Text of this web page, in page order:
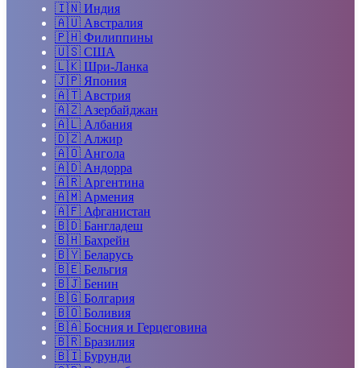
🇮🇳 Индия
🇦🇺 Австралия
🇵🇭 Филиппины
🇺🇸 США
🇱🇰 Шри-Ланка
🇯🇵 Япония
🇦🇹 Австрия
🇦🇿 Азербайджан
🇦🇱 Албания
🇩🇿 Алжир
🇦🇴 Ангола
🇦🇩 Андорра
🇦🇷 Аргентина
🇦🇲 Армения
🇦🇫 Афганистан
🇧🇩 Бангладеш
🇧🇭 Бахрейн
🇧🇾 Беларусь
🇧🇪 Бельгия
🇧🇯 Бенин
🇧🇬 Болгария
🇧🇴 Боливия
🇧🇦 Босния и Герцеговина
🇧🇷 Бразилия
🇧🇮 Бурунди